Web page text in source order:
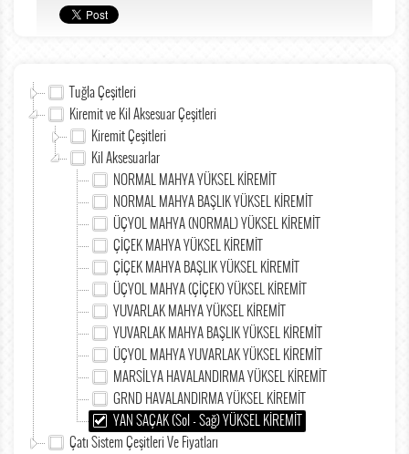
Tuğla Çeşitleri
Kiremit ve Kil Aksesuar Çeşitleri
Kiremit Çeşitleri
Kil Aksesuarlar
NORMAL MAHYA YÜKSEL KİREMİT
NORMAL MAHYA BAŞLIK YÜKSEL KİREMİT
ÜÇYOL MAHYA (NORMAL) YÜKSEL KİREMİT
ÇİÇEK MAHYA YÜKSEL KİREMİT
ÇİÇEK MAHYA BAŞLIK YÜKSEL KİREMİT
ÜÇYOL MAHYA (ÇİÇEK) YÜKSEL KİREMİT
YUVARLAK MAHYA YÜKSEL KİREMİT
YUVARLAK MAHYA BAŞLIK YÜKSEL KİREMİT
ÜÇYOL MAHYA YUVARLAK YÜKSEL KİREMİT
MARSİLYA HAVALANDIRMA YÜKSEL KİREMİT
GRND HAVALANDIRMA YÜKSEL KİREMİT
YAN SAÇAK (Sol - Sağ) YÜKSEL KİREMİT
Çatı Sistem Çeşitleri Ve Fiyatları